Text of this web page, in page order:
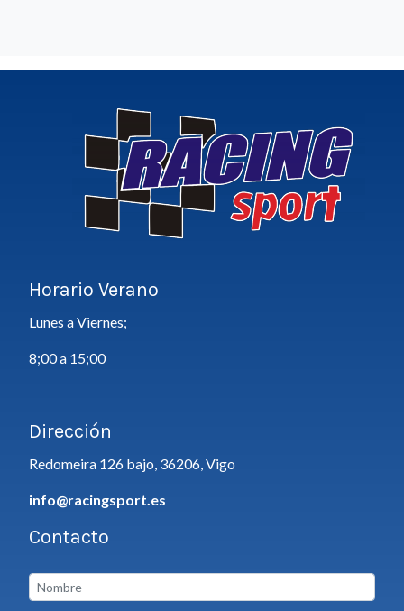
Horario Verano
Lunes a Viernes;
8;00 a 15;00
Dirección
Redomeira 126 bajo, 36206, Vigo
info@racingsport.es
Contacto